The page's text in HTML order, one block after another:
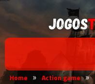
Home » Action game »